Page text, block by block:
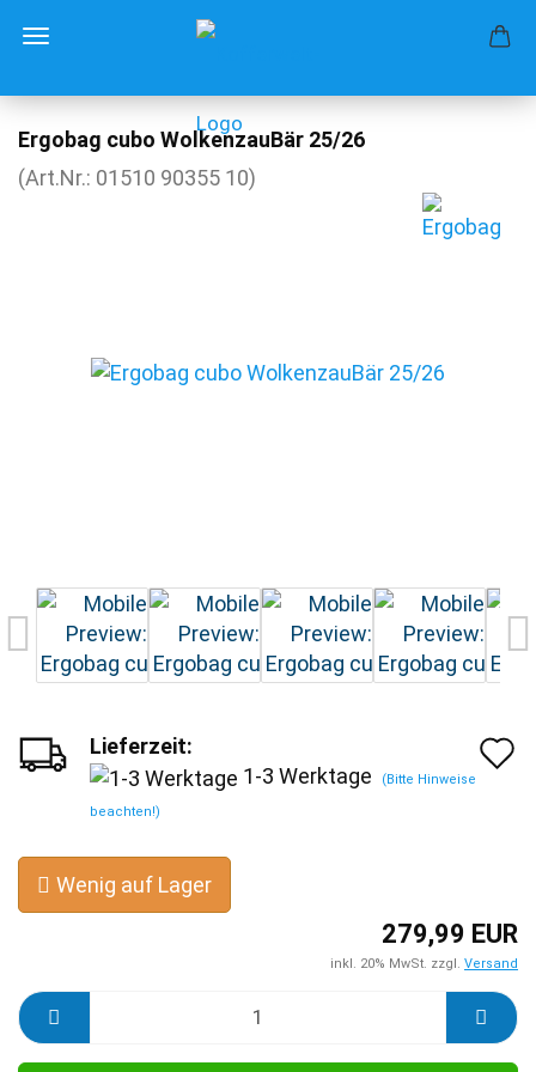
Ergobag cubo WolkenzauBär 25/26
(Art.Nr.: 01510 90355 10)
Lieferzeit:
1-3 Werktage
(Bitte Hinweise
beachten!)
Wenig auf Lager
279,99 EUR
inkl. 20% MwSt. zzgl. Versand